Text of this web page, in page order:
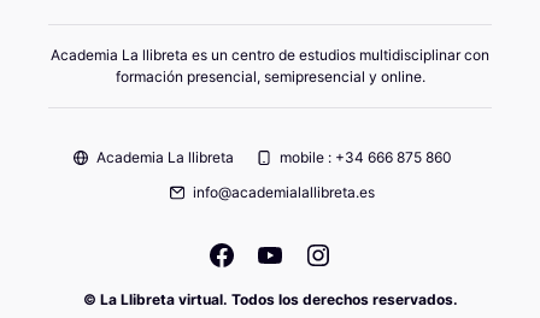
Academia La llibreta es un centro de estudios multidisciplinar con
formación presencial, semipresencial y online.
Academia La llibreta
mobile : +34 666 875 860
info@academialallibreta.es
© La Llibreta virtual. Todos los derechos reservados.